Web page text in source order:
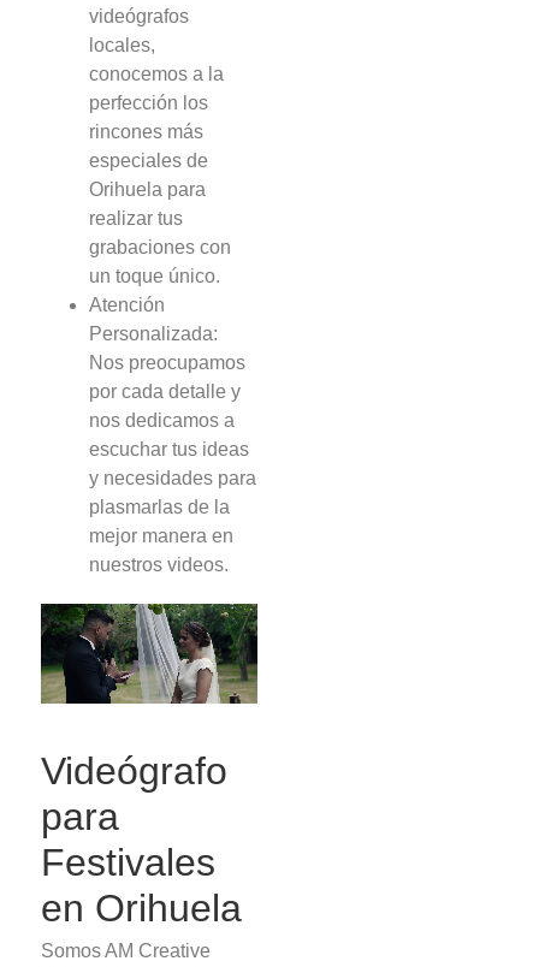
videógrafos
locales,
conocemos a la
perfección los
rincones más
especiales de
Orihuela para
realizar tus
grabaciones con
un toque único.
Atención
Personalizada:
Nos preocupamos
por cada detalle y
nos dedicamos a
escuchar tus ideas
y necesidades para
plasmarlas de la
mejor manera en
nuestros videos.
Videógrafo
para
Festivales
en Orihuela
Somos AM Creative